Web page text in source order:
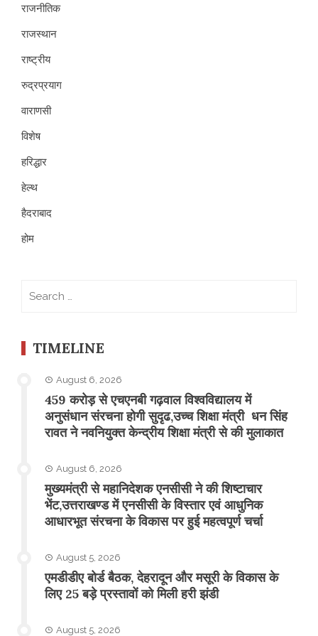
राजनीतिक
राजस्थान
राष्ट्रीय
रुद्रप्रयाग
वाराणसी
विशेष
हरिद्धार
हेल्थ
हैदराबाद
होम
TIMELINE
August 6, 2026
459 करोड़ से एचएनबी गढ़वाल विश्वविद्यालय में
अनुसंधान संरचना होगी सुदृढ,उच्च शिक्षा मंत्री धन सिंह
रावत ने नवनियुक्त केन्द्रीय शिक्षा मंत्री से की मुलाकात
August 6, 2026
मुख्यमंत्री से महानिदेशक एनसीसी ने की शिष्टाचार
भेंट,उत्तराखण्ड में एनसीसी के विस्तार एवं आधुनिक
आधारभूत संरचना के विकास पर हुई महत्वपूर्ण चर्चा
August 5, 2026
एमडीडीए बोर्ड बैठक, देहरादून और मसूरी के विकास के
लिए 25 बड़े प्रस्तावों को मिली हरी झंडी
August 5, 2026